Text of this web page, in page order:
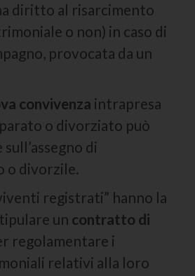
diritto al risarcimento
o non) in caso di
provocata da un
convivenza intrapresa
o divorziato può
di
o divorzile.
registrati” hanno la
un contratto di
regolamentare i
relativi alla loro